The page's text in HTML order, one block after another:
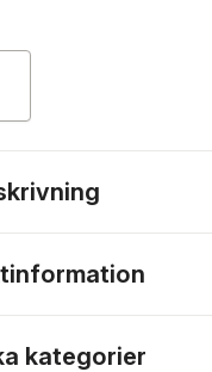
kategorier